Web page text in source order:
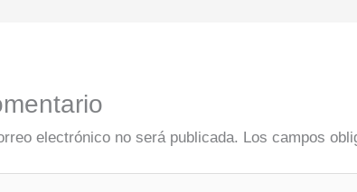
electrónico no será publicada. Los campos